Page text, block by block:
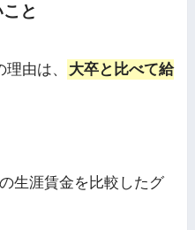
と
由は、
大卒と比べて給
生涯賃金を比較したグ